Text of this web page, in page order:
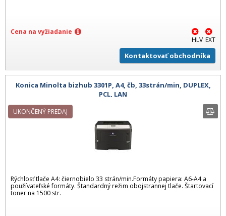
Cena na vyžiadanie
HLV EXT
Kontaktovať obchodníka
Konica Minolta bizhub 3301P, A4, čb, 33strán/min, DUPLEX,
PCL, LAN
Rýchlosť tlače A4: čiernobielo 33 strán/min.Formáty papiera: A6-A4 a
používateľské formáty. Štandardný režim obojstrannej tlače. Štartovací
toner na 1500 str.
UKONČENÝ PREDAJ